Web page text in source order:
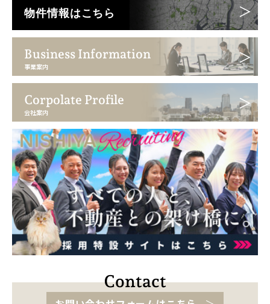
物件情報はこちら
Business Information
事業案内
Corpolate Profile
会社案内